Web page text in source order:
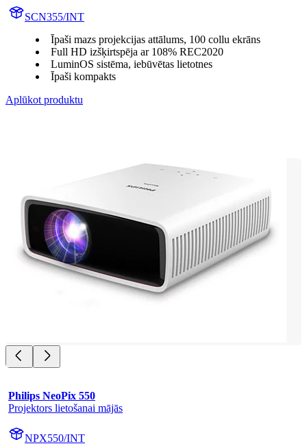
SCN355/INT
Īpaši mazs projekcijas attālums, 100 collu ekrāns
Full HD izšķirtspēja ar 108% REC2020
LuminOS sistēma, iebūvētas lietotnes
Īpaši kompakts
Aplūkot produktu
Philips NeoPix 550
Projektors lietošanai mājās
NPX550/INT